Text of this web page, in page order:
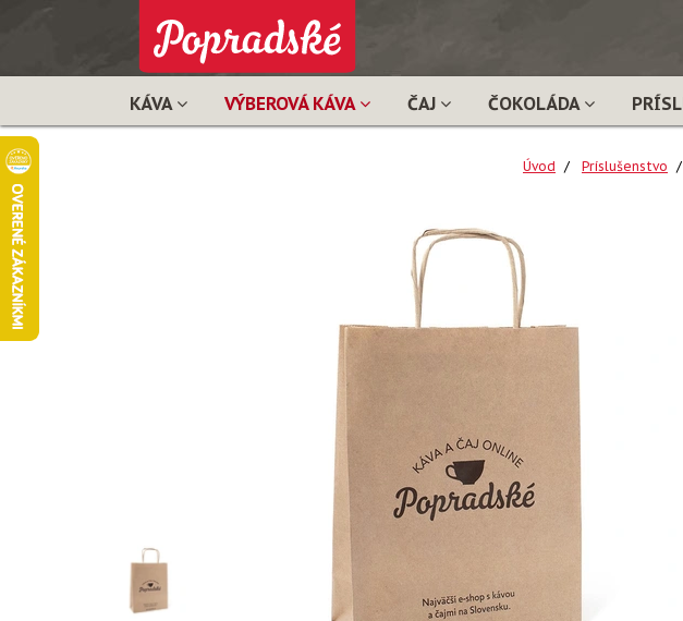
KÁVA VÝBEROVÁ KÁVA ČAJ ČOKOLÁDA
Úvod Príslušenstvo